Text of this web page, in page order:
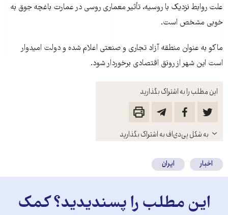
این مطلب را به اشتراک بگذارید
باز
کنید
به شکل پی‌دی‌اف به اشتراک بگذارید
علت روابط نزدیک با روسیه، تأثیر معماری روسی در عمارت باغچه جوق به
خوبی مشخص است.
ماکو به عنوان منطقه آزاد تجاری و صنعتی اعلام شده و دولت امیدوار
است این شهر از رونق اقتصادی برخوردار شود.
اخبار ایران
این مطلب را پسندیدید؟ کمک